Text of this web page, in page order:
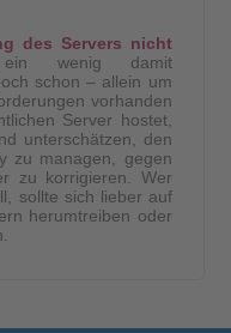
des Servers nicht
wenig damit
schon – allein um
vorhanden
Server hostet,
unterschätzen, den
zu managen, gegen
zu korrigieren. Wer
sollte sich lieber auf
herumtreiben oder